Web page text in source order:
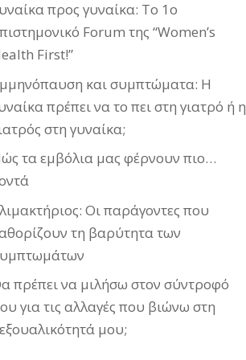
προς γυναίκα: Το 1ο
Forum της “Women’s
First!”
και συμπτώματα: Η
πρέπει να το πει στη γιατρό ή η
στη γυναίκα;
τα εμβόλια μας φέρνουν πιο…
Οι παράγοντες που
τη βαρύτητα των
πρέπει να μιλήσω στον σύντροφό
για τις αλλαγές που βιώνω στη
μου;